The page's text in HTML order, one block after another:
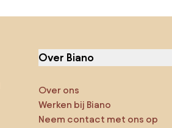
Over Biano
Over ons
Werken bij Biano
Neem contact met ons op